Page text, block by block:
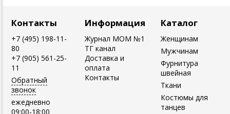
Контакты
+7 (495) 198-11-
80
+7 (905) 561-25-
11
Обратный
звонок
ежедневно
09:00-18:00
Информация
Журнал MOM №1
ТГ канал
Доставка и
оплата
Контакты
Каталог
Женщинам
Мужчинам
Фурнитура
швейная
Ткани
Костюмы для
танцев